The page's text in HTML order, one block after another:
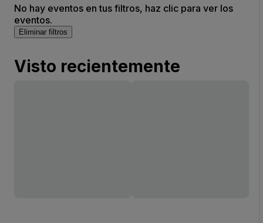
No hay eventos en tus filtros, haz clic para ver los
eventos.
Eliminar filtros
Visto recientemente